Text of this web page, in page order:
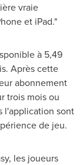
vraie
et iPad."
à 5,49
Après cette
abonnement
trois mois ou
l'application sont
de jeu.
les joueurs